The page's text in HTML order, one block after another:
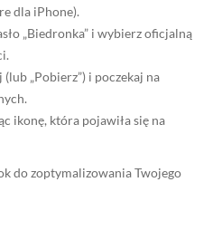
dla iPhone).
„Biedronka” i wybierz oficjalną
„Pobierz”) i poczekaj na
ikonę, która pojawiła się na
do zoptymalizowania Twojego